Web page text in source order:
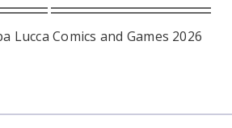
Lucca Comics and Games 2026